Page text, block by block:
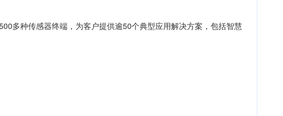
多种传感器终端，为客户提供逾50个典型应用解决方案，包括智慧